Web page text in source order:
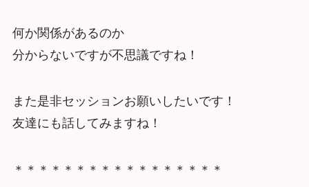
何か関係があるのか
分からないですが不思議ですね！
また是非セッションお願いしたいです！
友達にも話してみますね！
＊＊＊＊＊＊＊＊＊＊＊＊＊＊＊＊＊